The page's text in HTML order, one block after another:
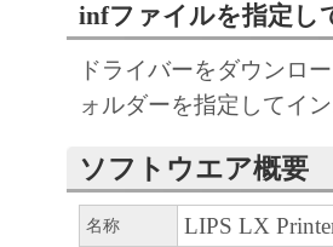
export, directly or
such laws, restrictions
approvals.
6. SUPPORT AND
NEITHER CANON,
AFFILIATES, THEIR
infファイルを指定し
ドライバーをダウンロ
ォルダーを指定してイ
ソフトウエア概要
名称 LIPS LX